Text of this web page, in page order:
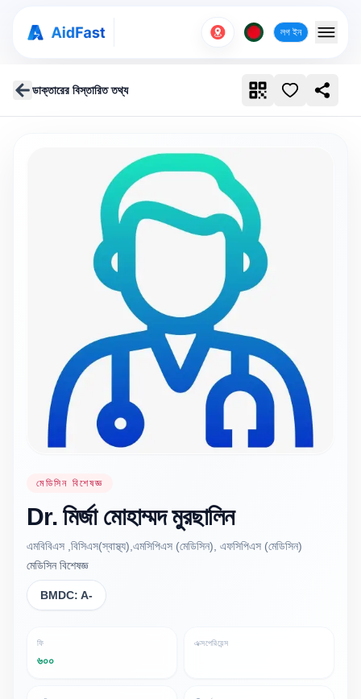
লগ ইন
ডাক্তারের বিস্তারিত তথ্য
মেডিসিন বিশেষজ্ঞ
Dr. মির্জা মোহাম্মদ মুরছালিন
এমবিবিএস ,বিসিএস(স্বাস্থ্য),এমসিপিএস (মেডিসিন), এফসিপিএস (মেডিসিন)
মেডিসিন বিশেষজ্ঞ
BMDC: A-
ফি
৬০০
এক্সপেরিয়েন্স